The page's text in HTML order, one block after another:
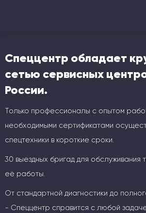
Спеццентр обладает
сетью сервисных
России.
Только профессионалы с опытом
необходимыми сертификатами
спецтехники в короткие сроки.
30 выездных бригад для обслуживания
её работы.
От стандартной диагностики до
- Спеццентр справится с любой